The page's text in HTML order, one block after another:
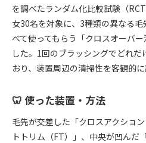
を調べたランダム化比較試験（
女30名を対象に、3種類の異なる
べて使ってもらう「クロスオーバ
した。1回のブラッシングでどれ
おり、装置周辺の清掃性を客観的に
🦷 使った装置・方法
毛先が交差した「クロスアクショ
トトリム（FT）」、中央が凹んだ